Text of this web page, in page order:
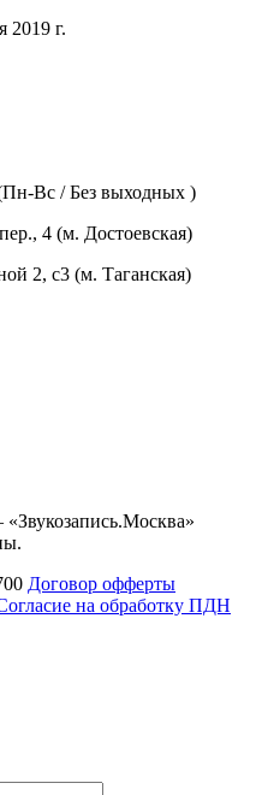
2019 г.
Вс / Без выходных )
4 (м. Достоевская)
2, с3 (м. Таганская)
Договор офферты
на обработку ПДН